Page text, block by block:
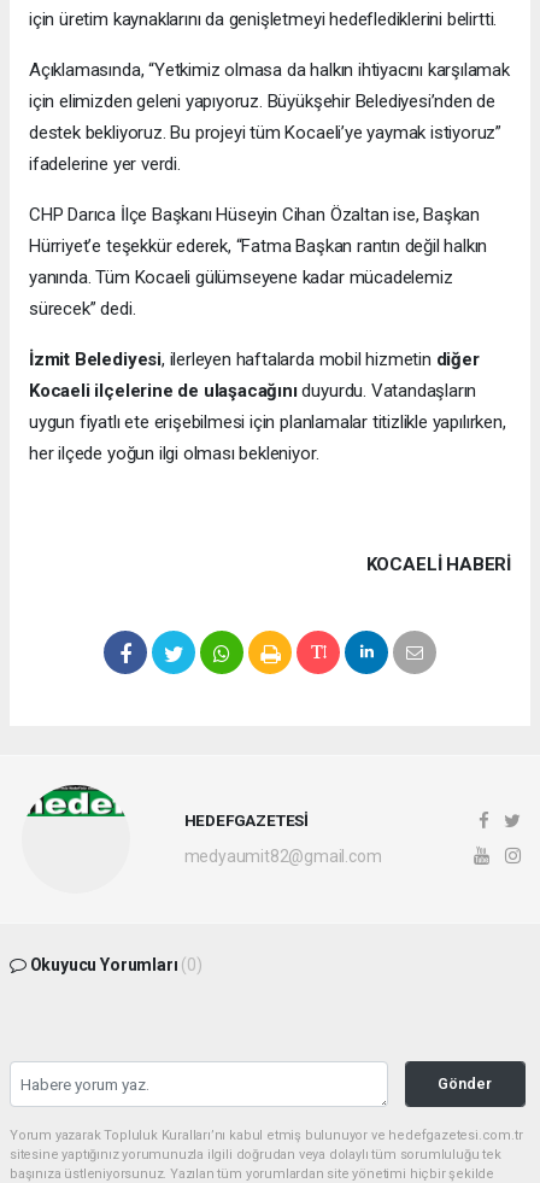
için üretim kaynaklarını da genişletmeyi hedeflediklerini belirtti.
Açıklamasında, “Yetkimiz olmasa da halkın ihtiyacını karşılamak
için elimizden geleni yapıyoruz. Büyükşehir Belediyesi’nden de
destek bekliyoruz. Bu projeyi tüm Kocaeli’ye yaymak istiyoruz”
ifadelerine yer verdi.
CHP Darıca İlçe Başkanı Hüseyin Cihan Özaltan ise, Başkan
Hürriyet’e teşekkür ederek, “Fatma Başkan rantın değil halkın
yanında. Tüm Kocaeli gülümseyene kadar mücadelemiz
sürecek” dedi.
İzmit Belediyesi, ilerleyen haftalarda mobil hizmetin diğer
Kocaeli ilçelerine de ulaşacağınıduyurdu. Vatandaşların
uygun fiyatlı ete erişebilmesi için planlamalar titizlikle yapılırken,
her ilçede yoğun ilgi olması bekleniyor.
KOCAELI HABERİ
HEDEFGAZETESİ
medyaumit82@gmail.com
Okuyucu Yorumları (0)
Gönder
Yorum yazarak Topluluk Kuralları’nı kabul etmiş bulunuyor ve hedefgazetesi.com.tr
sitesine yaptığınız yorumunuzla ilgili doğrudan veya dolaylı tüm sorumluluğu tek
başınıza üstleniyorsunuz. Yazılan tüm yorumlardan site yönetimi hiçbir şekilde